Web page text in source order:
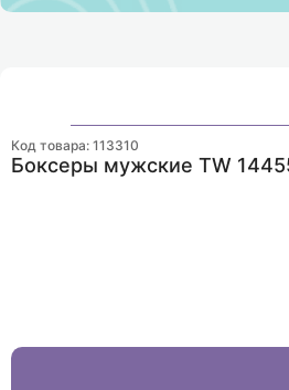
Наши
+7
Код товара: 113310
Боксеры мужские TW